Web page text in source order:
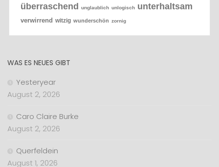
überraschend unglaublich unlogisch unterhaltsam
verwirrend witzig wunderschön zornig
WAS ES NEUES GIBT
Yesteryear
August 2, 2026
Caro Claire Burke
August 2, 2026
Querfeldein
August 1, 2026